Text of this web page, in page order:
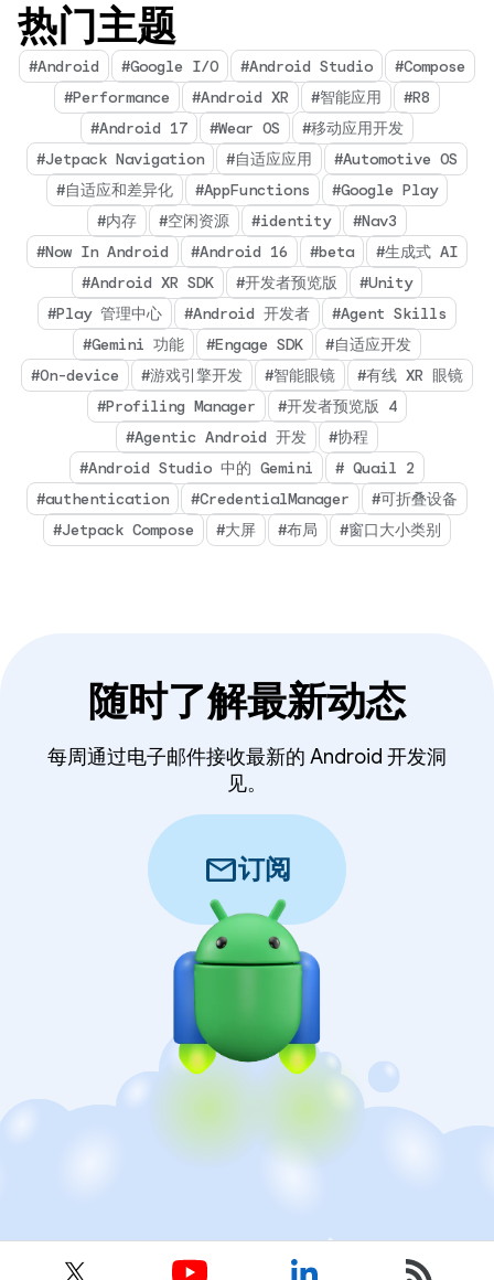
热门主题
#Android #Google I/O #Android Studio
#Compose
#Performance
#Android XR #智能应用
#R8
#Android 17
#Wear OS
#移动应用开发
#Jetpack Navigation
#自适应应用
#Automotive OS
#自适应和差异化
#AppFunctions
#Google Play
#内存
#空闲资源 #identity
#Nav3
#Now In Android
#Android 16 #beta
#生成式 AI
#Android XR SDK
#开发者预览版
#Unity
#Play 管理中心
#Android 开发者
#Agent Skills
#Gemini 功能
#Engage SDK
#自适应开发
#On-device
#游戏引擎开发 #智能眼镜
#有线 XR 眼镜
#Profiling Manager
#开发者预览版 4
#Agentic Android 开发
#协程
#Android Studio 中的 Gemini
# Quail 2
#authentication
#CredentialManager
#可折叠设备
#Jetpack Compose
#大屏 #布局 #窗口大小类别
随时了解最新动态
每周通过电子邮件接收最新的 Android 开发洞
见。
mail订阅